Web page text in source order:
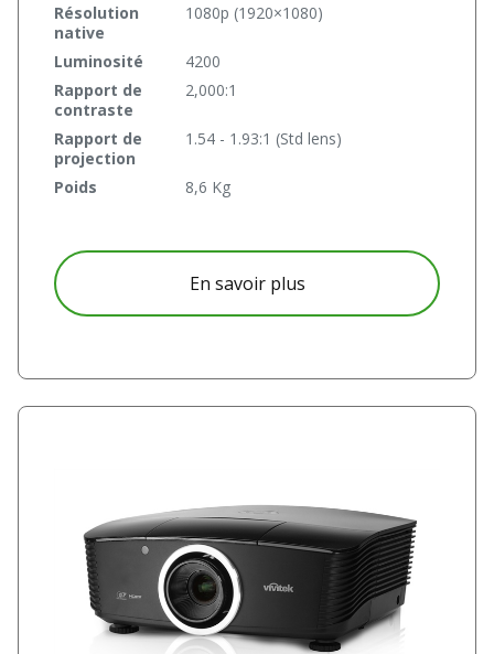
Résolution
native
1080p (1920×1080)
Luminosité
4200
Rapport de
contraste
2,000:1
Rapport de
projection
1.54 - 1.93:1 (Std lens)
Poids 8,6 Kg
En savoir plusà propos D5185